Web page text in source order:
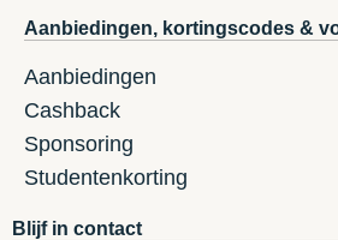
Aanbiedingen, kortingscodes &
Aanbiedingen
Cashback
Sponsoring
Studentenkorting
Blijf in contact